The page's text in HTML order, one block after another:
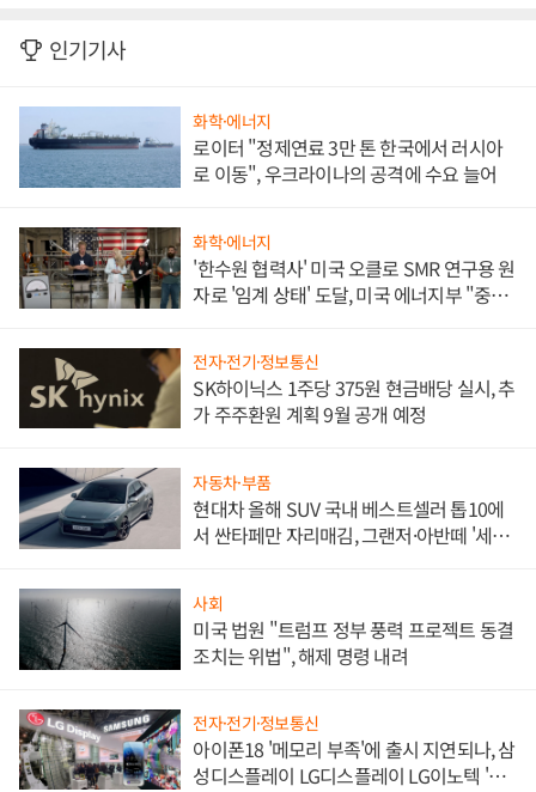
인기기사
화학·에너지
로이터 "정제연료 3만 톤 한국에서 러시아
로 이동", 우크라이나의 공격에 수요 늘어
화학·에너지
'한수원 협력사' 미국 오클로 SMR 연구용 원
자로 '임계 상태' 도달, 미국 에너지부 "중요
전자·전기·정보통신
SK하이닉스 1주당 375원 현금배당 실시, 추
가 주주환원 계획 9월 공개 예정
자동차·부품
현대차 올해 SUV 국내 베스트셀러 톱10에
서 싼타페만 자리매김, 그랜저·아반떼 '세단
사회
미국 법원 "트럼프 정부 풍력 프로젝트 동결
조치는 위법", 해제 명령 내려
전자·전기·정보통신
아이폰18 '메모리 부족'에 출시 지연되나, 삼
성디스플레이 LG디스플레이 LG이노텍 '탈